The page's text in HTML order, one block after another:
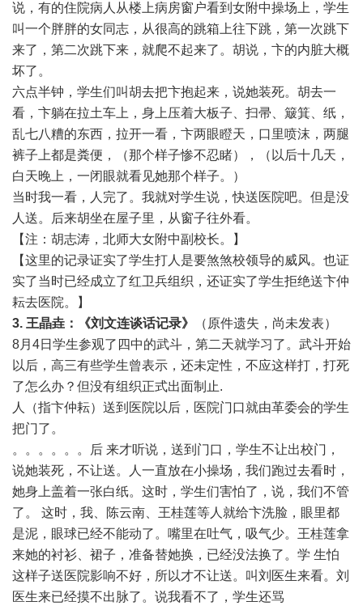
说，有的住院病人从楼上病房窗户看到女附中操场上，学生
叫一个胖胖的女同志，从很高的跳箱上往下跳，第一次跳下
来了，第二次跳下来，就爬不起来了。胡说，卞的内脏大概
坏了。
六点半钟，学生们叫胡去把卞抱起来，说她装死。胡去一
看，卞躺在拉土车上，身上压着大板子、扫帚、簸箕、纸，
乱七八糟的东西，拉开一看，卞两眼瞪天，口里喷沫，两腿
裤子上都是粪便，（那个样子惨不忍睹），（以后十几天，
白天晚上，一闭眼就看见她那个样子。）
当时我一看，人完了。我就对学生说，快送医院吧。但是没
人送。后来胡坐在屋子里，从窗子往外看。
【注：胡志涛，北师大女附中副校长。】
【这里的记录证实了学生打人是要煞煞校领导的威风。也证
实了当时已经成立了红卫兵组织，还证实了学生拒绝送卞仲
耘去医院。】
3. 王晶垚：
《刘文连谈话记录》
（原件遗失，尚未发表）
8月4日学生参观了四中的武斗，第二天就学习了。武斗开始
以后，高三有些学生曾表示，还未定性，不应这样打，打死
了怎么办？但没有组织正式出面制止.
人（指卞仲耘）送到医院以后，医院门口就由革委会的学生
把门了。
。。。。。。后 来才听说，送到门口，学生不让出校门，
说她装死，不让送。人一直放在小操场，我们跑过去看时，
她身上盖着一张白纸。这时，学生们害怕了，说，我们不管
了。 这时，我、陈云南、王桂莲等人就给卞洗脸，眼里都
是泥，眼球已经不能动了。嘴里在吐气，吸气少。王桂莲拿
来她的衬衫、裙子，准备替她换，已经没法换了。学 生怕
这样子送医院影响不好，所以才不让送。叫刘医生来看。刘
医生来已经摸不出脉了。说我看不了，学生还骂